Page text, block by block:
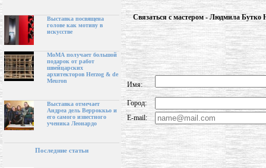
Выставка посвящена
голове как мотиву в
искусстве
МоМА получает большой
подарок от работ
швейцарских
архитекторов Herzog & de
Meuron
Выставка отмечает
Андреа дель Верроккьо и
его самого известного
ученика Леонардо
Последние статьи
Связаться с мастером - Людмила Бутко
Имя:
Город:
E-mail: